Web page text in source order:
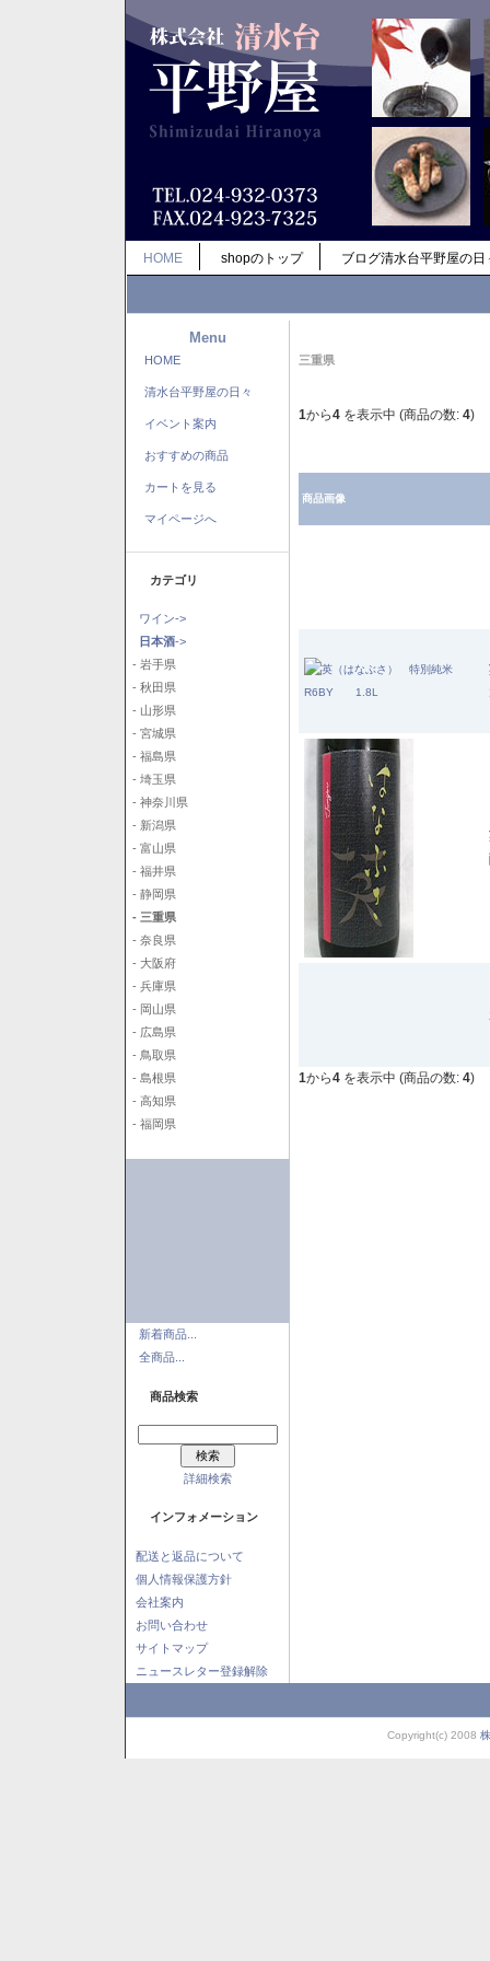
HOME shopのトップ ブログ清水台平野屋の日
Menu
HOME
清水台平野屋の日々
イベント案内
おすすめの商品
カートを見る
マイページへ
カテゴリ
ワイン->
日本酒->
- 岩手県
- 秋田県
- 山形県
- 宮城県
- 福島県
- 埼玉県
- 神奈川県
- 新潟県
- 富山県
- 福井県
- 静岡県
- 三重県
- 奈良県
- 大阪府
- 兵庫県
- 岡山県
- 広島県
- 鳥取県
- 島根県
- 高知県
- 福岡県
新着商品...
全商品...
商品検索
詳細検索
インフォメーション
配送と返品について
個人情報保護方針
会社案内
お問い合わせ
サイトマップ
ニュースレター登録解除
三重県
1から4 を表示中 (商品の数: 4)
商品画像
1から4 を表示中 (商品の数: 4)
Copyright(c) 2008